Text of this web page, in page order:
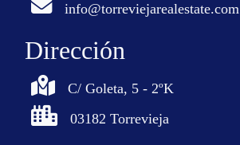
info@torreviejarealestate.com
Dirección
C/ Goleta, 5 - 2ºK
03182 Torrevieja